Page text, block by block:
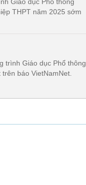
THPT năm 2025 sớm
trình Giáo dục Phổ thông
báo VietNamNet.